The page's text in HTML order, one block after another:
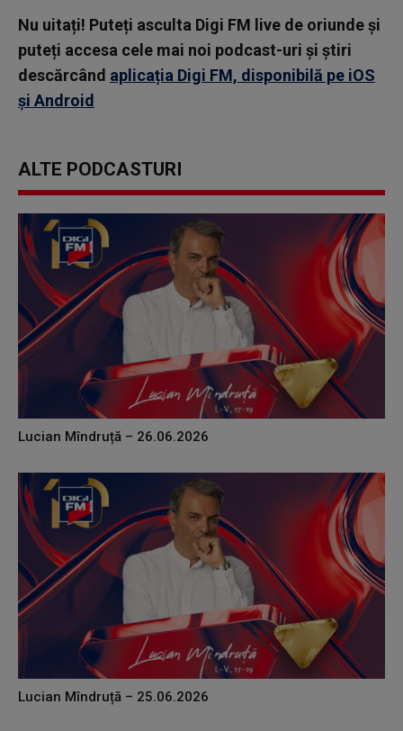
Nu uitați! Puteți asculta Digi FM live de oriunde și
puteți accesa cele mai noi podcast-uri și știri
descărcând aplicația Digi FM, disponibilă pe iOS
și Android
ALTE PODCASTURI
Lucian Mîndruță – 26.06.2026
Lucian Mîndruță – 25.06.2026